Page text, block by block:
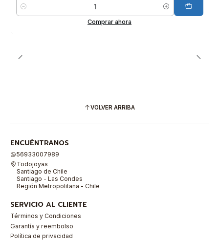
Cantidad
Comprar ahora
VOLVER ARRIBA
ENCUÉNTRANOS
56933007989
Todojoyas
Santiago de Chile
Santiago - Las Condes
Región Metropolitana - Chile
SERVICIO AL CLIENTE
Términos y Condiciones
Garantía y reembolso
Política de privacidad